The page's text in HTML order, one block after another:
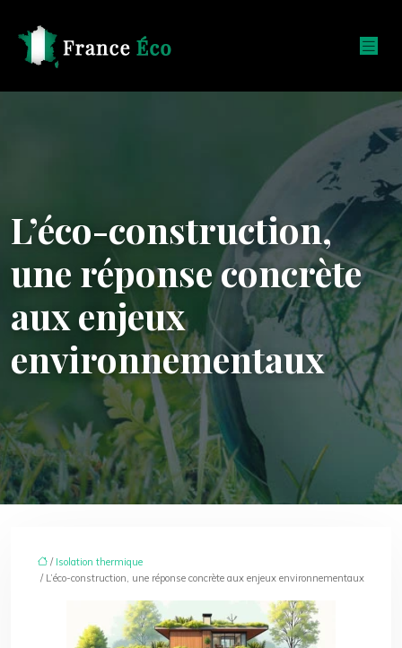
L’éco-construction,
une réponse concrète
aux enjeux
environnementaux
/ Isolation thermique
/ L’éco-construction, une réponse concrète aux enjeux environnementaux